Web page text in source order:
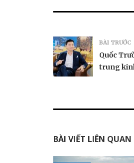
BÀI TRƯỚC
Quốc
trung
BÀI VIẾT LIÊN QUAN